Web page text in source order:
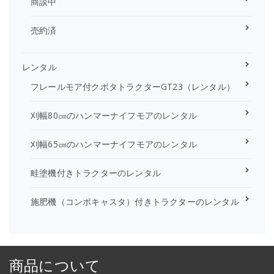
売約済
レンタル
フレールモア付クボタトラクターGT23（レンタル）
刈幅80㎝のハンマーナイフモアのレンタル
刈幅65㎝のハンマーナイフモアのレンタル
畦塗機付きトラクターのレンタル
施肥機（コンポキャスタ）付きトラクターのレンタル
商品について